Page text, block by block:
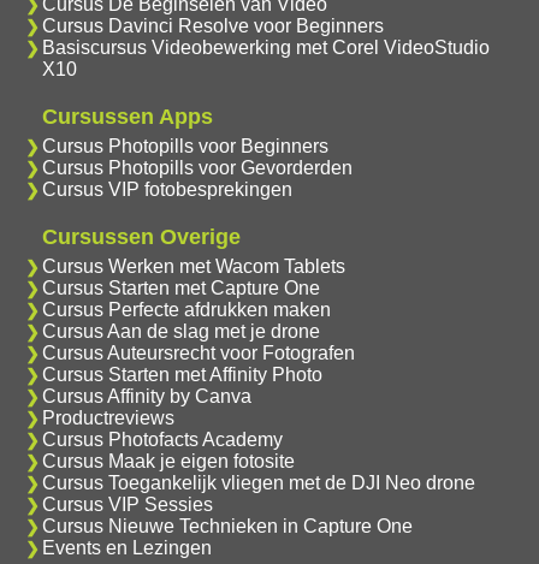
Cursus De Beginselen van Video
Cursus Davinci Resolve voor Beginners
Basiscursus Videobewerking met Corel VideoStudio
X10
Cursussen Apps
Cursus Photopills voor Beginners
Cursus Photopills voor Gevorderden
Cursus VIP fotobesprekingen
Cursussen Overige
Cursus Werken met Wacom Tablets
Cursus Starten met Capture One
Cursus Perfecte afdrukken maken
Cursus Aan de slag met je drone
Cursus Auteursrecht voor Fotografen
Cursus Starten met Affinity Photo
Cursus Affinity by Canva
Productreviews
Cursus Photofacts Academy
Cursus Maak je eigen fotosite
Cursus Toegankelijk vliegen met de DJI Neo drone
Cursus VIP Sessies
Cursus Nieuwe Technieken in Capture One
Events en Lezingen